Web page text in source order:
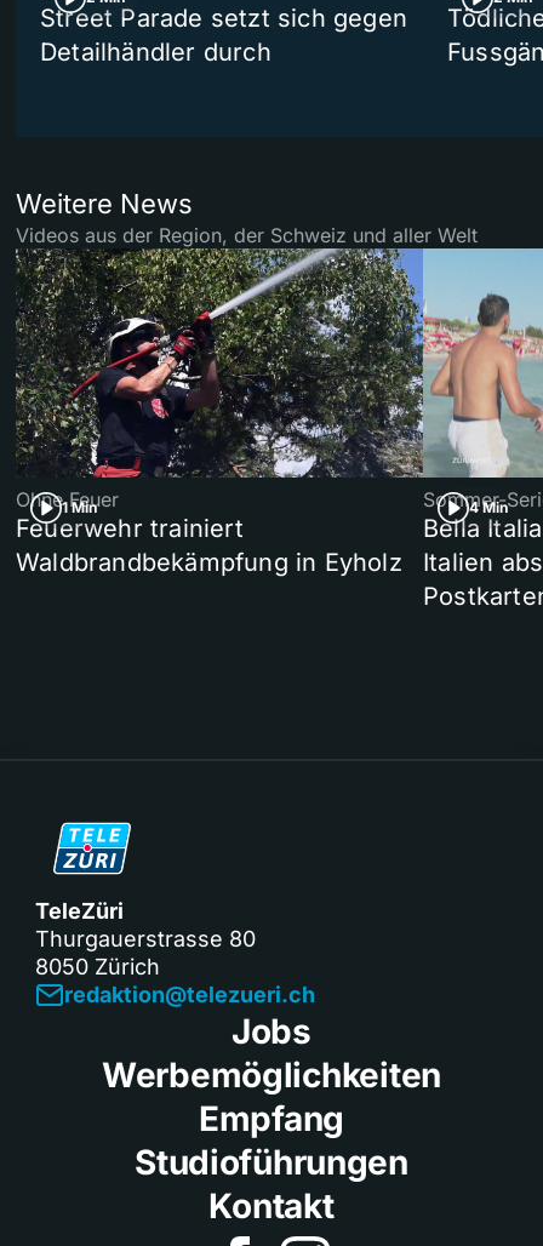
Street Parade setzt sich gegen
Detailhändler durch
Weitere News
Videos aus der Region, der Schweiz und aller Welt
1 Min
Ohne Feuer
Feuerwehr trainiert
Waldbrandbekämpfung in Eyholz
4 Min
Sommer-
Bella
Italien
TeleZüri
Thurgauerstrasse 80
8050 Zürich
redaktion@telezueri.ch
Jobs
Werbemöglichkeiten
Empfang
Studioführungen
Kontakt